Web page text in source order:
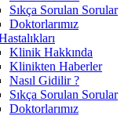
Sıkça Sorulan Sorular
Doktorlarımız
Klinik Hakkında
Klinikten Haberler
Nasıl Gidilir ?
Sıkça Sorulan Sorular
Doktorlarımız